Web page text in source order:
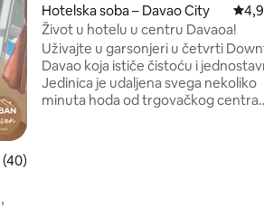
ocjena: 4,93/5, recenzija: 40
Hotelska soba – Davao City
Život u hotelu u centru Davaoa!
Uživajte u garsonjeri u četvrti
Davao koja ističe čistoću i
Jedinica je udaljena svega nekoliko
minuta hoda od trgovačkog centra